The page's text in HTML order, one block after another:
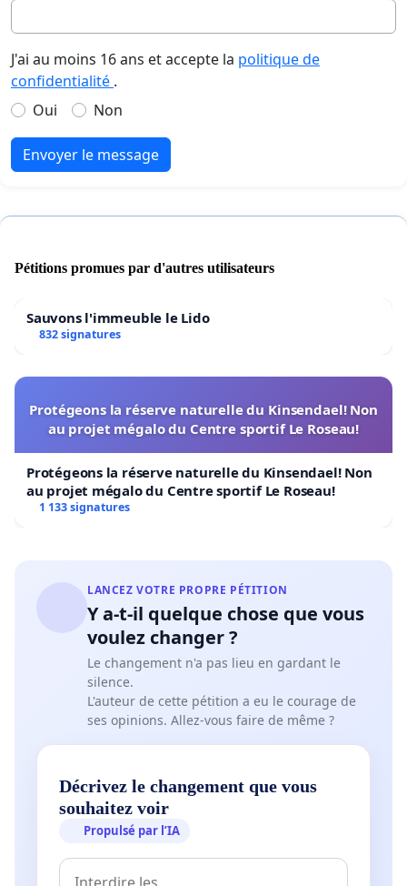
J'ai au moins 16 ans et accepte la politique de
confidentialité .
Oui
Non
Envoyer le message
Pétitions promues par d'autres utilisateurs
Sauvons l'immeuble le Lido
832 signatures
Protégeons la réserve naturelle du Kinsendael! Non
au projet mégalo du Centre sportif Le Roseau!
Protégeons la réserve naturelle du Kinsendael! Non
au projet mégalo du Centre sportif Le Roseau!
1 133 signatures
LANCEZ VOTRE PROPRE PÉTITION
Y a-t-il quelque chose que vous
voulez changer ?
Le changement n'a pas lieu en gardant le
silence.
L'auteur de cette pétition a eu le courage de
ses opinions. Allez-vous faire de même ?
Décrivez le changement que vous
souhaitez voir
Propulsé par l’IA